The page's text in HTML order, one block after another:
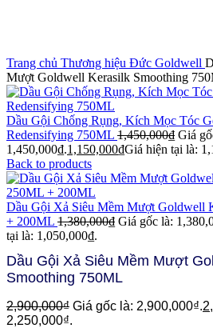
Trang chủ Thương hiệu Đức Goldwell
Mượt Goldwell Kerasilk Smoothing
Dầu Gội Chống Rụng, Kích Mọc Tóc
Redensifying 750ML 1,450,000₫ Giá
1,450,000₫.1,150,000₫Giá hiện tại là:
Back to products
Dầu Gội Xả Siêu Mềm Mượt Goldwell
+ 200ML 1,380,000₫ Giá gốc là:
tại là: 1,050,000₫.
Dầu Gội Xả Siêu Mềm Mượt
Smoothing 750ML
2,900,000₫ Giá gốc là: 2,900,000₫.
2,250,000₫.